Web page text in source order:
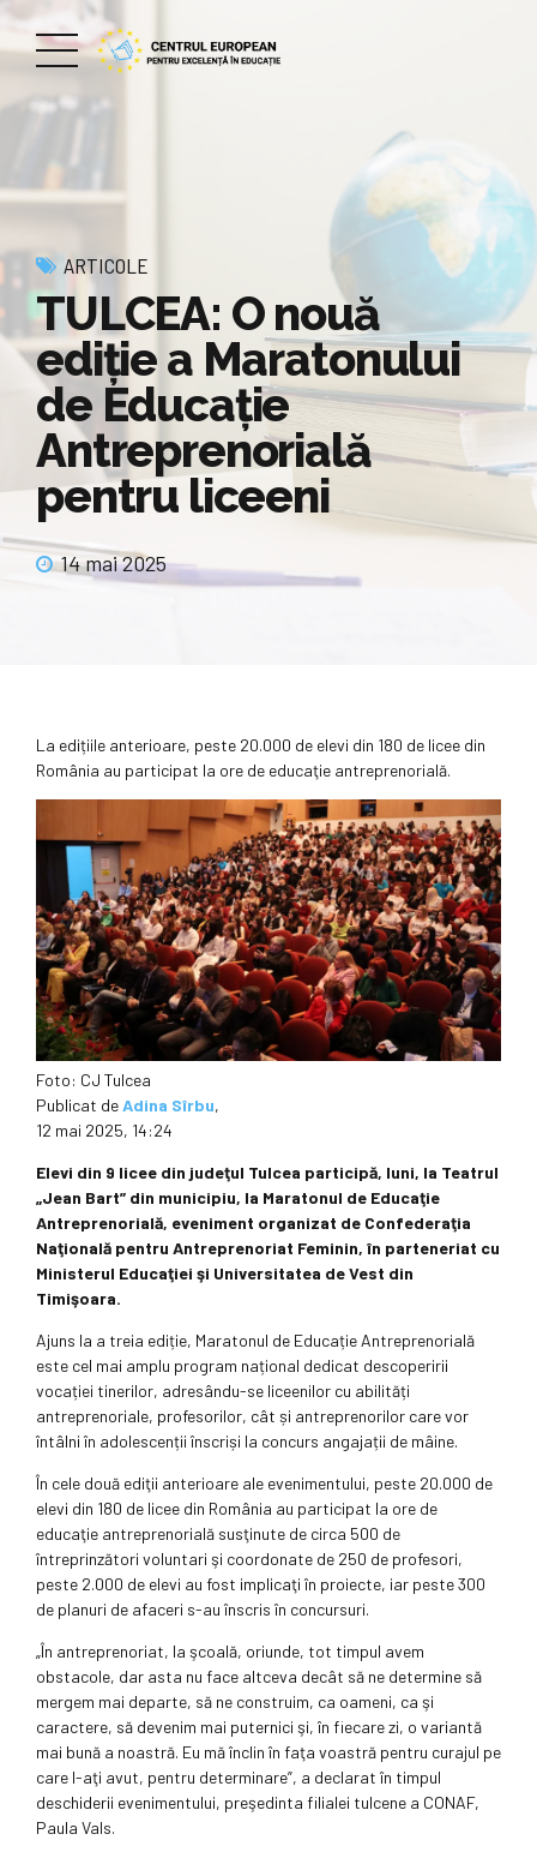
ARTICOLE
TULCEA: O nouă
ediție a Maratonului
de Educație
Antreprenorială
pentru liceeni
14 mai 2025
La edițiile anterioare, peste 20.000 de elevi din 180 de licee din
România au participat la ore de educaţie antreprenorială.
Foto: CJ Tulcea
Publicat deAdina Sîrbu,
12 mai 2025, 14:24
Elevi din 9 licee din judeţul Tulcea participă, luni, la Teatrul
„Jean Bart” din municipiu, la Maratonul de Educaţie
Antreprenorială, eveniment organizat de Confederaţia
Naţională pentru Antreprenoriat Feminin, în parteneriat cu
Ministerul Educaţiei şi Universitatea de Vest din
Timişoara.
Ajuns la a treia ediție, Maratonul de Educație Antreprenorială
este cel mai amplu program național dedicat descoperirii
vocației tinerilor, adresându-se liceenilor cu abilități
antreprenoriale, profesorilor, cât și antreprenorilor care vor
întâlni în adolescenții înscriși la concurs angajații de mâine.
În cele două ediţii anterioare ale evenimentului, peste 20.000 de
elevi din 180 de licee din România au participat la ore de
educaţie antreprenorială susţinute de circa 500 de
întreprinzători voluntari şi coordonate de 250 de profesori,
peste 2.000 de elevi au fost implicaţi în proiecte, iar peste 300
de planuri de afaceri s-au înscris în concursuri.
„În antreprenoriat, la şcoală, oriunde, tot timpul avem
obstacole, dar asta nu face altceva decât să ne determine să
mergem mai departe, să ne construim, ca oameni, ca şi
caractere, să devenim mai puternici şi, în fiecare zi, o variantă
mai bună a noastră. Eu mă înclin în faţa voastră pentru curajul pe
care l-aţi avut, pentru determinare”, a declarat în timpul
deschiderii evenimentului, preşedinta filialei tulcene a CONAF,
Paula Vals.